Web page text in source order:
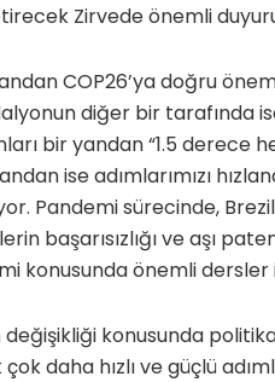
Zirvede önemli
COP26’ya doğru
diğer bir tarafında
bir yandan “1.5 derece
ise adımlarımızı
Pandemi sürecinde,
başarısızlığı ve aşı
konusunda önemli dersler
değişikliği konusunda
çok daha hızlı ve güçlü